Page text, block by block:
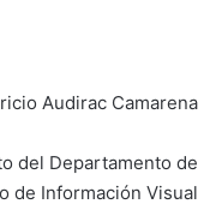
Audirac Camarena
del Departamento de
de Información Visual